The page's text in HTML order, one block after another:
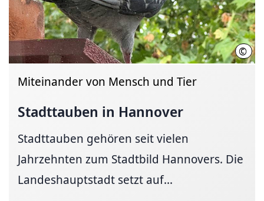
©
Miteinander von Mensch und Tier
Stadttauben in Hannover
Stadttauben gehören seit vielen
Jahrzehnten zum Stadtbild Hannovers. Die
Landeshauptstadt setzt auf...